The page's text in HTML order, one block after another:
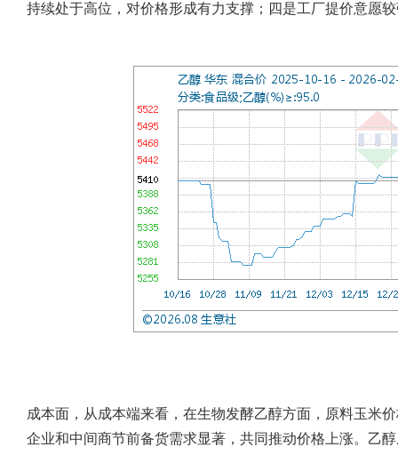
持续处于高位，对价格形成有力支撑；四是工厂提价意愿
成本面 ，从成本端来看，在生物发酵乙醇方面，原料玉米
企业和中间商节前备货需求显著，共同推动价格上涨。乙